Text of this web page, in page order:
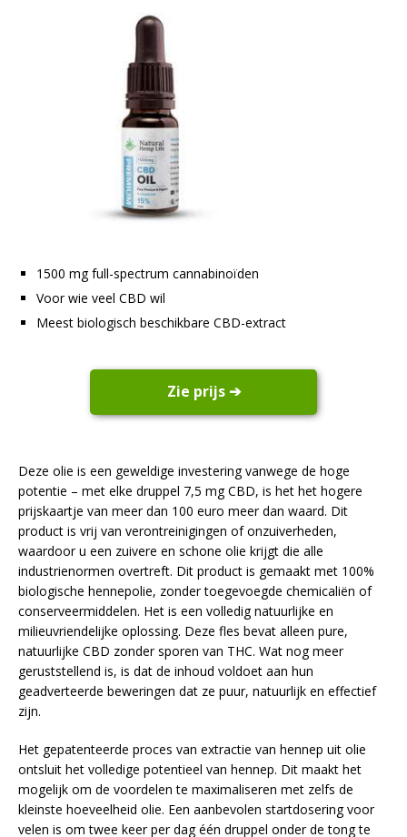
1500 mg full-spectrum cannabinoïden
Voor wie veel CBD wil
Meest biologisch beschikbare CBD-extract
Zie prijs ➔
Deze olie is een geweldige investering vanwege de hoge
potentie – met elke druppel 7,5 mg CBD, is het het hogere
prijskaartje van meer dan 100 euro meer dan waard. Dit
product is vrij van verontreinigingen of onzuiverheden,
waardoor u een zuivere en schone olie krijgt die alle
industrienormen overtreft. Dit product is gemaakt met 100%
biologische hennepolie, zonder toegevoegde chemicaliën of
conserveermiddelen. Het is een volledig natuurlijke en
milieuvriendelijke oplossing. Deze fles bevat alleen pure,
natuurlijke CBD zonder sporen van THC. Wat nog meer
geruststellend is, is dat de inhoud voldoet aan hun
geadverteerde beweringen dat ze puur, natuurlijk en effectief
zijn.
Het gepatenteerde proces van extractie van hennep uit olie
ontsluit het volledige potentieel van hennep. Dit maakt het
mogelijk om de voordelen te maximaliseren met zelfs de
kleinste hoeveelheid olie. Een aanbevolen startdosering voor
velen is om twee keer per dag één druppel onder de tong te